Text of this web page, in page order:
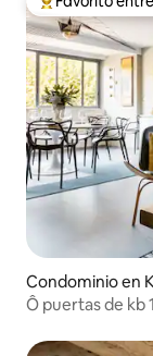
De los mejores
Condominio en
Ô puertas de kb